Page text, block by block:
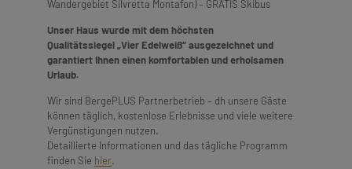
Wandergebiet Silvretta Montafon) – GRATIS Skibus
Unser Haus wurde mit dem höchsten
Qualitätssiegel„Vier Edelweiß“ ausgezeichnet und
garantiert Ihnen einen komfortablen und erholsamen
Urlaub.
Wir sind BergePLUS Partnerbetrieb – dh unsere Gäste
können täglich, kostenlose Erlebnisse und viele weitere
Vergünstigungen nutzen.
Detaillierte Informationen und das tägliche Programm
finden Sie hier.